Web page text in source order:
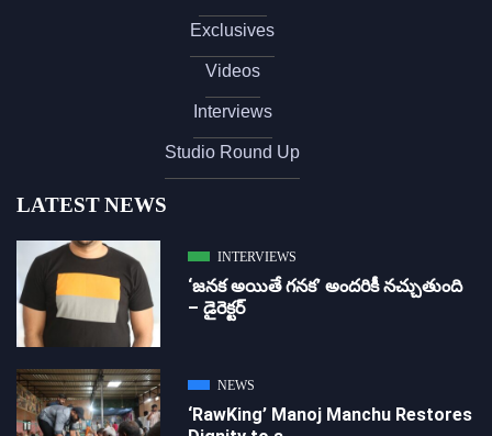
Exclusives
Videos
Interviews
Studio Round Up
LATEST NEWS
INTERVIEWS
‘జ‌న‌క అయితే గ‌న‌క‌’ అందరికీ నచ్చుతుంది
– డైరెక్ట‌ర్
NEWS
‘RawKing’ Manoj Manchu Restores